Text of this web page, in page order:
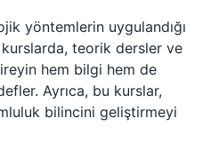
yöntemlerin uygulandığı
kurslarda, teorik dersler ve
hem bilgi hem de
Ayrıca, bu kurslar,
bilincini geliştirmeyi